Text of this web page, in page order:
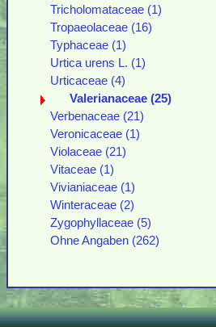
Tricholomataceae (1)
Tropaeolaceae (16)
Typhaceae (1)
Urtica urens L. (1)
Urticaceae (4)
Valerianaceae (25)
Verbenaceae (21)
Veronicaceae (1)
Violaceae (21)
Vitaceae (1)
Vivianiaceae (1)
Winteraceae (2)
Zygophyllaceae (5)
Ohne Angaben (262)